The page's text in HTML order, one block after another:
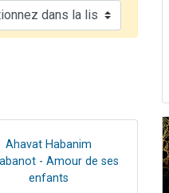
Ahavat Habanim
- Amour de ses
enfants